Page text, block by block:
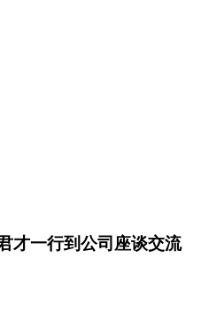
才一行到公司座谈交流